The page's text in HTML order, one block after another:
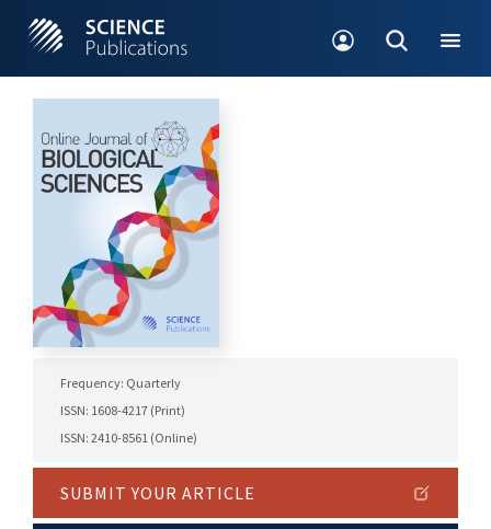
Frequency: Quarterly
ISSN: 1608-4217 (Print)
ISSN: 2410-8561 (Online)
SUBMIT YOUR ARTICLE